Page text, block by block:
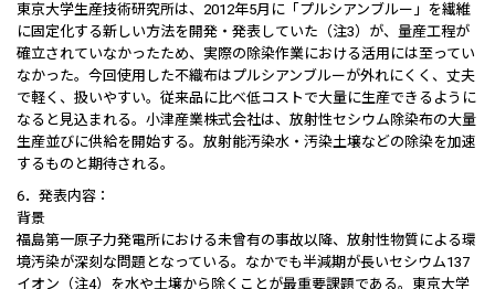
東京大学生産技術研究所は、2012年5月に「プルシアンブルー」を繊維
に固定化する新しい方法を開発・発表していた（注3）が、量産工程が
確立されていなかったため、実際の除染作業における活用には至ってい
なかった。今回使用した不織布はプルシアンブルーが外れにくく、丈夫
で軽く、扱いやすい。従来品に比べ低コストで大量に生産できるように
なると見込まれる。小津産業株式会社は、放射性セシウム除染布の大量
生産並びに供給を開始する。放射能汚染水・汚染土壌などの除染を加速
するものと期待される。
6．発表内容：
背景
福島第一原子力発電所における未曾有の事故以降、放射性物質による環
境汚染が深刻な問題となっている。なかでも半減期が長いセシウム137
イオン（注4）を水や土壌から除くことが最重要課題である。東京大学